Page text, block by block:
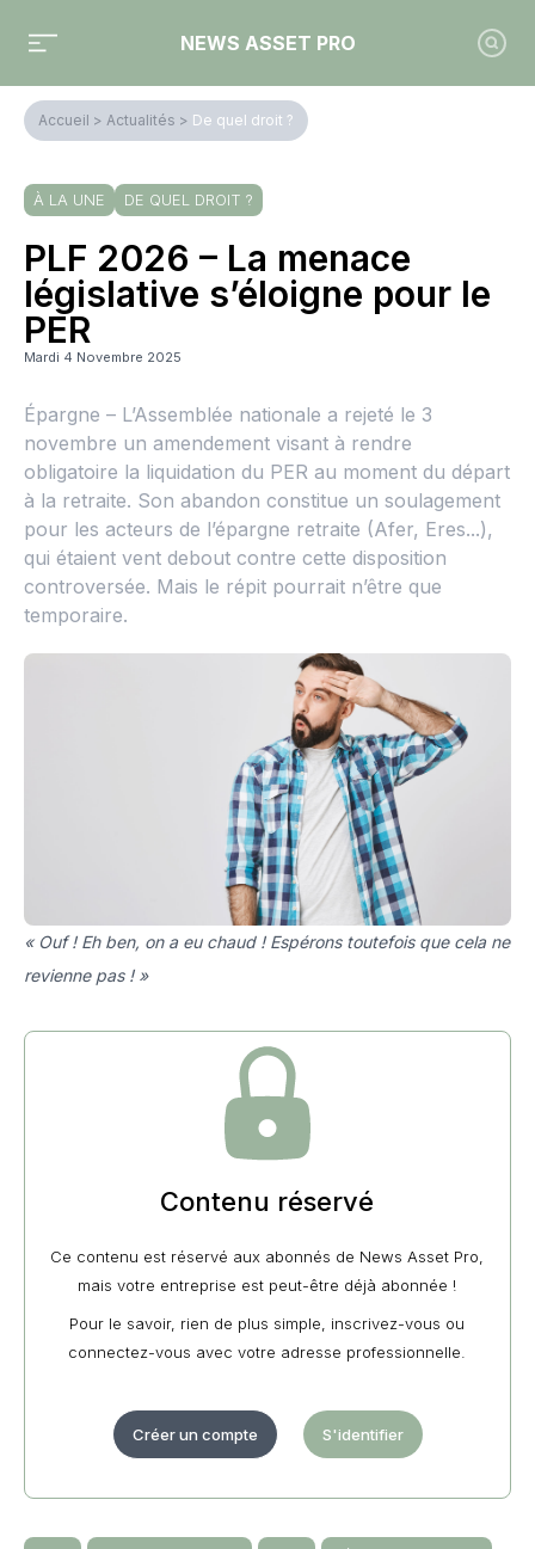
NEWS ASSET PRO
Accueil > Actualités > De quel droit ?
À LA UNE DE QUEL DROIT ?
PLF 2026 – La menace
législative s’éloigne pour le
PER
Mardi 4 Novembre 2025
Épargne – L’Assemblée nationale a rejeté le 3
novembre un amendement visant à rendre
obligatoire la liquidation du PER au moment du départ
à la retraite. Son abandon constitue un soulagement
pour les acteurs de l’épargne retraite (Afer, Eres...),
qui étaient vent debout contre cette disposition
controversée. Mais le répit pourrait n’être que
temporaire.
« Ouf ! Eh ben, on a eu chaud ! Espérons toutefois que cela ne
revienne pas ! »
Contenu réservé
Ce contenu est réservé aux abonnés de News Asset Pro,
mais votre entreprise est peut-être déjà abonnée !
Pour le savoir, rien de plus simple, inscrivez-vous ou
connectez-vous avec votre adresse professionnelle.
Créer un compte S'identifier